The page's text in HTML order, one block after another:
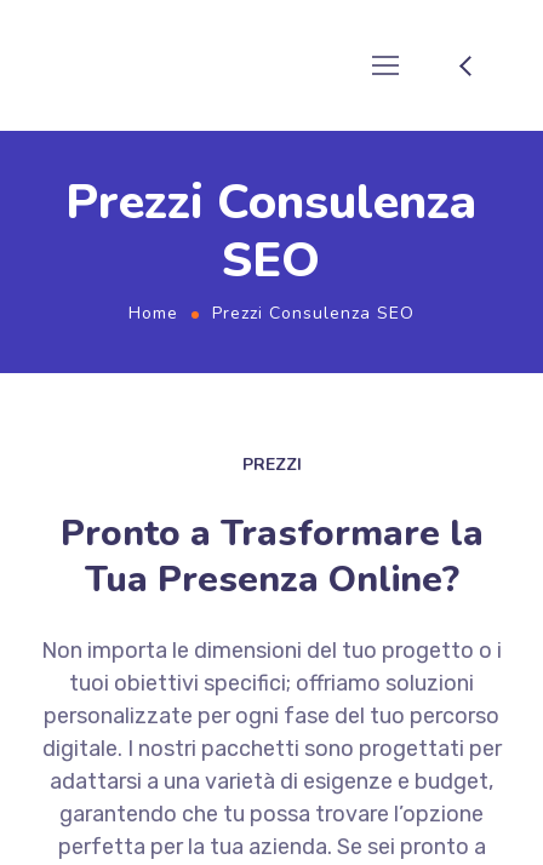
Prezzi Consulenza
SEO
Home Prezzi Consulenza SEO
PREZZI
Pronto a Trasformare la
Tua Presenza Online?
Non importa le dimensioni del tuo progetto o i
tuoi obiettivi specifici; offriamo soluzioni
personalizzate per ogni fase del tuo percorso
digitale. I nostri pacchetti sono progettati per
adattarsi a una varietà di esigenze e budget,
garantendo che tu possa trovare l’opzione
perfetta per la tua azienda. Se sei pronto a